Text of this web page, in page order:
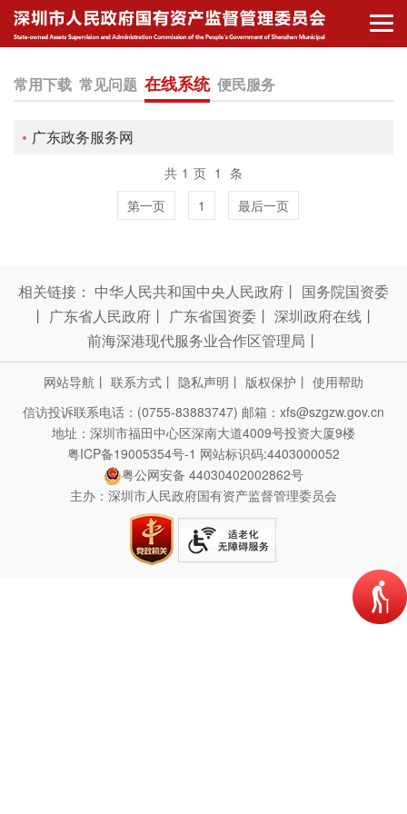
常用下载 常见问题 在线系统 便民服务
广东政务服务网
共 1 页 1 条
第一页
1 最后一页
相关链接： 中华人民共和国中央人民政府 丨 国务院国资委
丨 广东省人民政府 丨 广东省国资委 丨 深圳政府在线 丨
前海深港现代服务业合作区管理局 丨
网站导航 丨 联系方式 丨 隐私声明 丨 版权保护 丨 使用帮助
信访投诉联系电话：(0755-83883747) 邮箱：xfs@szgzw.gov.cn
地址：深圳市福田中心区深南大道4009号投资大厦9楼
粤ICP备19005354号-1 网站标识码:4403000052
粤公网安备 44030402002862号
主办：深圳市人民政府国有资产监督管理委员会